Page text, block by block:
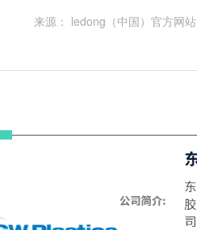
来源： ledong（中国）官方网站